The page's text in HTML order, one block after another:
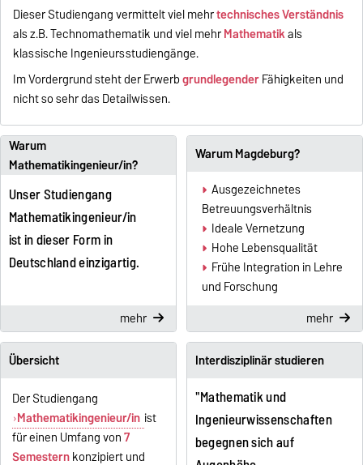
Dieser Studiengang vermittelt viel mehrtechnisches Verständnis
als z.B. Technomathematik und viel mehrMathematikals
klassische Ingenieursstudiengänge.
Im Vordergrund steht der ErwerbgrundlegenderFähigkeiten und
nicht so sehr das Detailwissen.
Warum
Mathematikingenieur/in?
Unser Studiengang
Mathematikingenieur/in
ist in dieser Form in
Deutschland einzigartig.
mehr
Warum Magdeburg?
Ausgezeichnetes
Betreuungsverhältnis
Ideale Vernetzung
Hohe Lebensqualität
Frühe Integration in Lehre
und Forschung
mehr
Übersicht
Der Studiengang
Mathematikingenieur/in ist
für einen Umfang von7
Semesternkonzipiert und
Interdisziplinär studieren
"Mathematik und
Ingenieurwissenschaften
begegnen sich auf